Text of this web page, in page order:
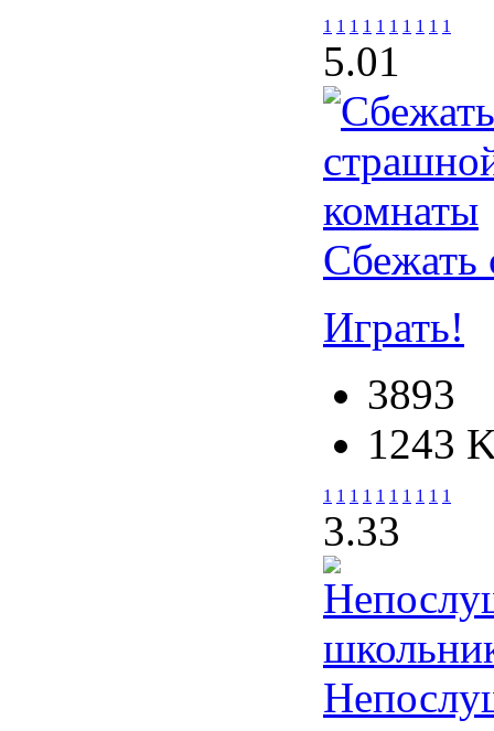
1 1 1 1 1 1 1 1 1 1
5.01
Сбежать
Играть!
3893
1243
1 1 1 1 1 1 1 1 1 1
3.33